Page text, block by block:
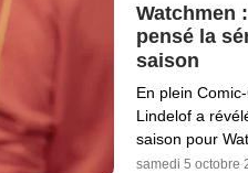
Watchmen
pensé la
saison
En plein
Lindelof a
saison pour
samedi 5 octobre